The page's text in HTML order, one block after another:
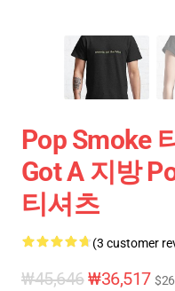
Pop Smoke
Got A 지방
티셔츠
(3 customer
₩45,646₩36,517